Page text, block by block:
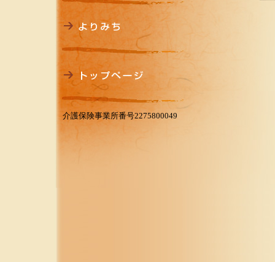
介護保険事業所番号2275800049